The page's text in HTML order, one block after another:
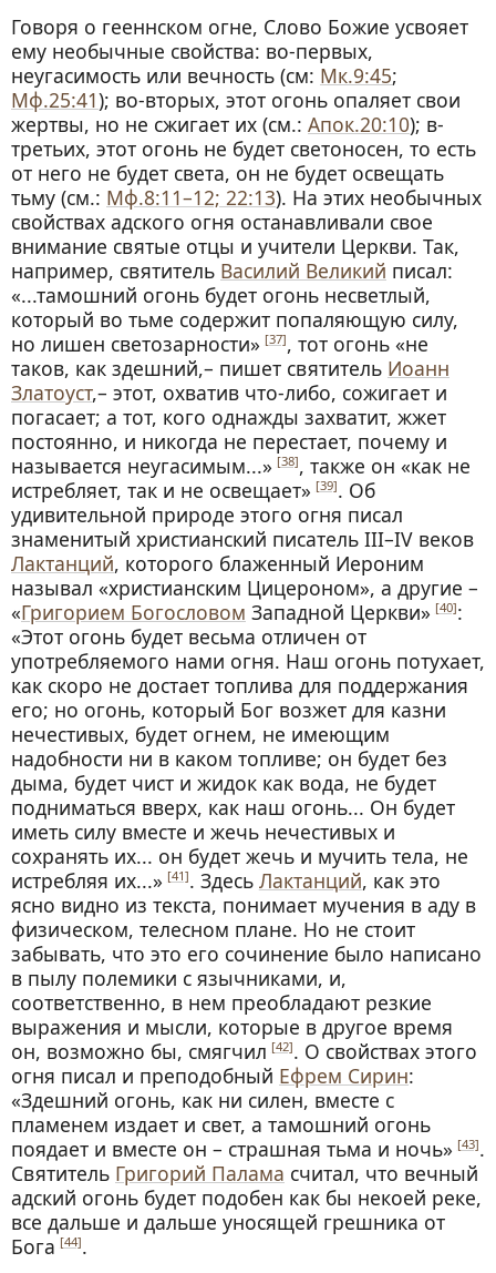
Говоря о гееннском огне, Слово Божие усвояет
ему необычные свойства: во-первых,
неугасимость или вечность (см: Мк.9:45;
Мф.25:41); во-вторых, этот огонь опаляет свои
жертвы, но не сжигает их (см.: Апок.20:10); в-
третьих, этот огонь не будет светоносен, то есть
от него не будет света, он не будет освещать
тьму (см.: Мф.8:11–12; 22:13). На этих необычных
свойствах адского огня останавливали свое
внимание святые отцы и учители Церкви. Так,
например, святитель Василий Великий писал:
«...тамошний огонь будет огонь несветлый,
который во тьме содержит попаляющую силу,
но лишен светозарности» [37], тот огонь «не
таков, как здешний,– пишет святитель Иоанн
Златоуст,– этот, охватив что-либо, сожигает и
погасает; а тот, кого однажды захватит, жжет
постоянно, и никогда не перестает, почему и
называется неугасимым...» [38], также он «как не
истребляет, так и не освещает» [39]. Об
удивительной природе этого огня писал
знаменитый христианский писатель III–IV веков
Лактанций, которого блаженный Иероним
называл «христианским Цицероном», а другие –
«Григорием Богословом Западной Церкви» [40]:
«Этот огонь будет весьма отличен от
употребляемого нами огня. Наш огонь потухает,
как скоро не достает топлива для поддержания
его; но огонь, который Бог возжет для казни
нечестивых, будет огнем, не имеющим
надобности ни в каком топливе; он будет без
дыма, будет чист и жидок как вода, не будет
подниматься вверх, как наш огонь... Он будет
иметь силу вместе и жечь нечестивых и
сохранять их... он будет жечь и мучить тела, не
истребляя их...» [41]. Здесь Лактанций, как это
ясно видно из текста, понимает мучения в аду в
физическом, телесном плане. Но не стоит
забывать, что это его сочинение было написано
в пылу полемики с язычниками, и,
соответственно, в нем преобладают резкие
выражения и мысли, которые в другое время
он, возможно бы, смягчил [42]. О свойствах этого
огня писал и преподобный Ефрем Сирин:
«Здешний огонь, как ни силен, вместе с
пламенем издает и свет, а тамошний огонь
поядает и вместе он – страшная тьма и ночь» [43].
Святитель Григорий Палама считал, что вечный
адский огонь будет подобен как бы некоей реке,
все дальше и дальше уносящей грешника от
Бога [44].